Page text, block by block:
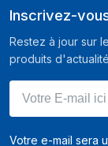
Inscrivez-
Restez à jour sur
produits
Votre e-mail sera